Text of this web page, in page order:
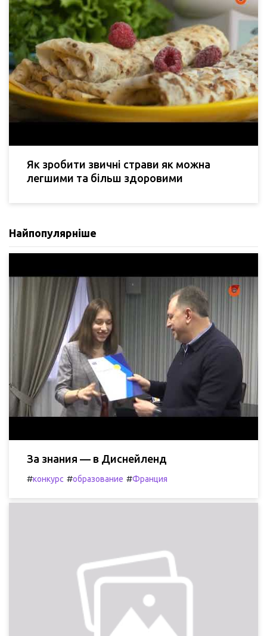
Як зробити звичні страви як можна
легшими та більш здоровими
Найпопулярніше
За знания — в Диснейленд
#конкурс #образование #Франция